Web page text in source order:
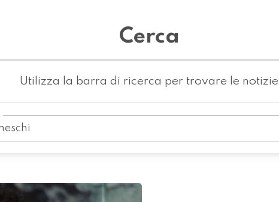
Cerca
Utilizza la barra di ricerca per trovare le notizie